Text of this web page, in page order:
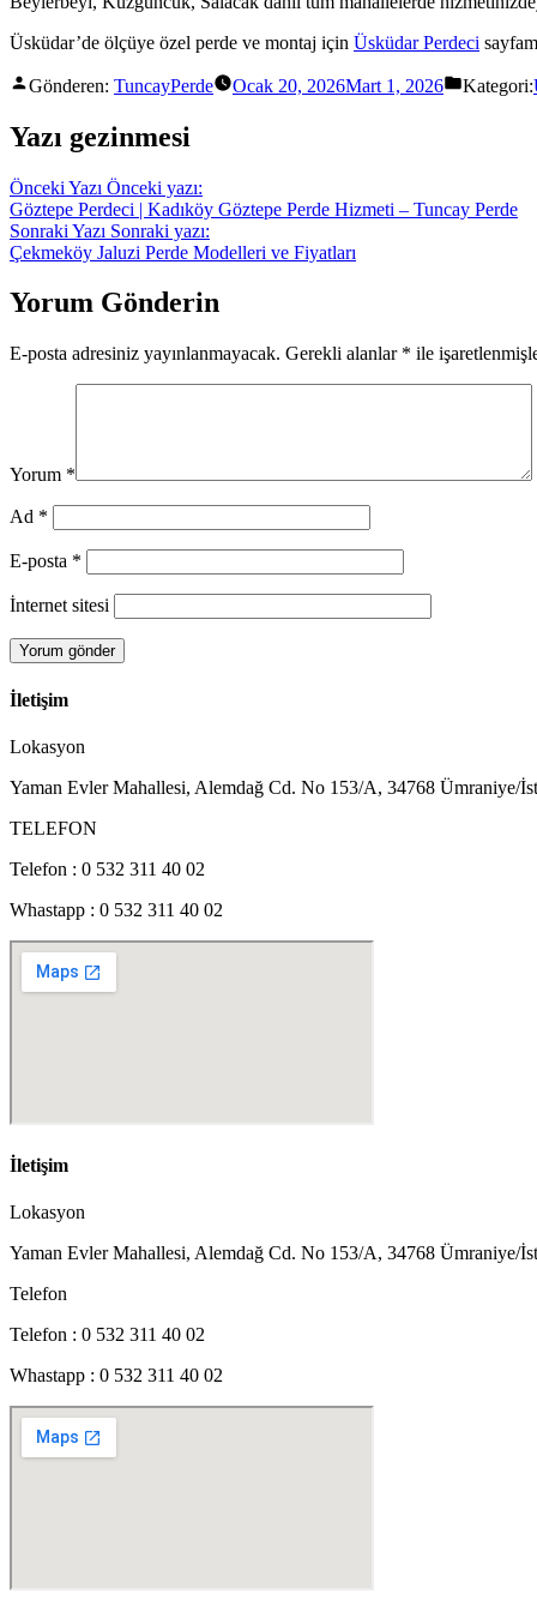
Üsküdar’de ölçüye özel perde ve montaj için Üsküdar Perdeci
Gönderen: TuncayPerde Ocak 20, 2026Mart 1, 2026 Kategori:
Yazı gezinmesi
Önceki Yazı Önceki yazı:
Göztepe Perdeci | Kadıköy Göztepe Perde Hizmeti – Tuncay Perde
Sonraki Yazı Sonraki yazı:
Çekmeköy Jaluzi Perde Modelleri ve Fiyatları
Yorum Gönderin
E-posta adresiniz yayınlanmayacak. Gerekli alanlar * ile
Yorum *
Ad *
E-posta *
İnternet sitesi
İletişim
Lokasyon
Yaman Evler Mahallesi, Alemdağ Cd. No 153/A, 34768 Ümraniye/
TELEFON
Telefon : 0 532 311 40 02
Whastapp : 0 532 311 40 02
İletişim
Lokasyon
Yaman Evler Mahallesi, Alemdağ Cd. No 153/A, 34768 Ümraniye/
Telefon
Telefon : 0 532 311 40 02
Whastapp : 0 532 311 40 02